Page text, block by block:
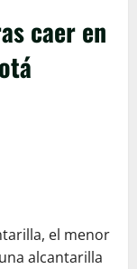
caer en
el menor
alcantarilla